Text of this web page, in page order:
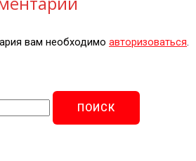
вам необходимо авторизоваться.